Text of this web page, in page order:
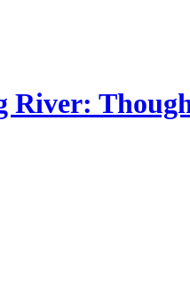
River: